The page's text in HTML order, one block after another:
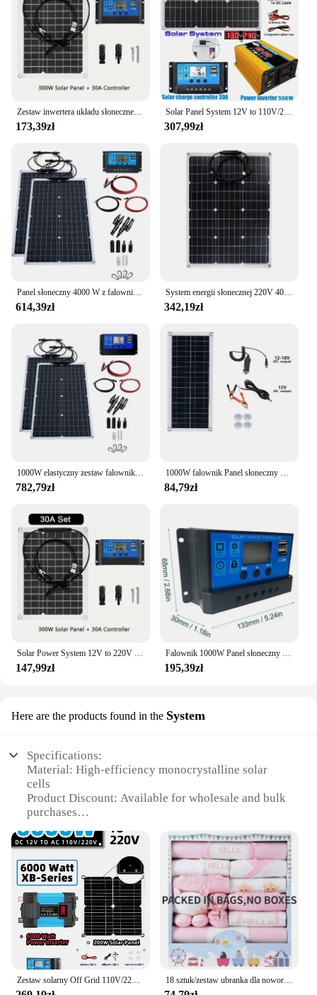
173,39zł
Solar Panel System 12V to 110V/220V Solar Panel Battery Charge Controller 300W Solar Inverter Kit Complete Power Generation
307,99zł
614,39zł
System energii słonecznej 220V 400W Panel słoneczny Ładowarka 220V/1500W Zestaw falownika Kompletny kontroler Home Grid Camp Phone PAD
342,19zł
782,79zł 84,79zł
147,99zł 195,39zł
Here are the products found in the System
Specifications:
Material: High-efficiency monocrystalline solar
cells
Product Discount: Available for wholesale and bulk
purchases
Design and Style: Sleek and modern aesthetic
Usage and Purpose: Generates clean, renewable
energy for homes and businesses
Typical Adaptive Scenario: Ideal for off-grid living
or supplementing traditional power sources
Shape or Size or Weight or Quantity: Customizable
to fit various energy needs
Performance and Property: High conversion
efficiency with a durable build
Features:
18 sztuk/zestaw ubranka dla noworodków garnitury 0-6M zestawy ubranek dla dzieci chłopcy dziewczęta garnitur bawełniany zestaw upominkowy na baby shower noworodki ubrania